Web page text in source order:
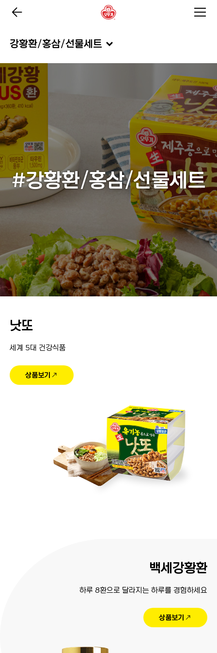
강황환/홍삼/선물세트
#강황환/홍삼/선물세트
낫또
세계 5대 건강식품
상품보기
백세강황환
하루 8환으로 달라지는 하루를 경험하세요
상품보기